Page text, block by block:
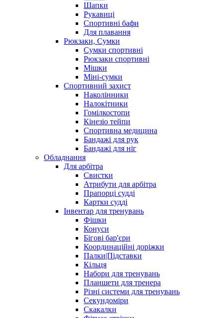
Шапки
Рукавиці
Спортивні бафи
Для плавання
Рюкзаки, Сумки
Сумки спортивні
Рюкзаки спортивні
Мішки
Міні-сумки
Спортивний захист
Наколінники
Налокітники
Гомілкостопи
Кінезіо тейпи
Спортивна медицина
Бандажі для рук
Бандажі для ніг
Обладнання
Для арбітра
Свистки
Атрибути для арбітра
Прапорці судді
Картки судді
Інвентар для тренувань
Фішки
Конуси
Бігові бар'єри
Координаційні доріжки
Палки|Підставки
Кільця
Набори для тренувань
Планшети для тренера
Різні системи для тренувань
Секундоміри
Скакалки